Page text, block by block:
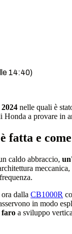
14:40)
2024 nelle quali è
a provare in
fatta e
caldo abbraccio,
meccanica,
dalla CB1000R
in modo
faro a sviluppo